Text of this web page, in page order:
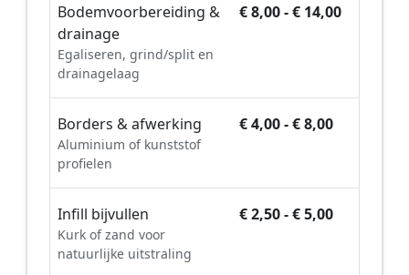
Bodemvoorbereiding &
drainage
Egaliseren, grind/split en
drainagelaag
€ 8,00 - € 14,00
Borders & afwerking
Aluminium of kunststof
profielen
€ 4,00 - € 8,00
Infill bijvullen
Kurk of zand voor
natuurlijke uitstraling
€ 2,50 - € 5,00